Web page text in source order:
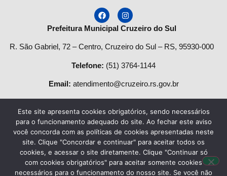
Prefeitura Municipal Cruzeiro do Sul
R. São Gabriel, 72 – Centro, Cruzeiro do Sul – RS, 95930-000
Telefone: (51) 3764-1144
Email: atendimento@cruzeiro.rs.gov.br
Segunda a quinta-feira:
Das08h às 12h e das13:30h às 17h.
Sexta-feira das: às 13h
Este site apresenta cookies obrigatórios, sendo necessários
para o funcionamento adequado do site. Ao fechar este aviso
você concorda com as políticas de cookies apresentadas neste
site. Clique "Concordar e continuar" para aceitar todos os
cookies, e acessar o site diretamente. Clique "Continuar só
com cookies obrigatórios" para aceitar somente cookies
necessários para o funcionamento do nosso site. Se você não